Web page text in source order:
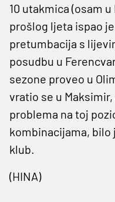
10 utakmica (osam
prošlog ljeta ispao
pretumbacija s
posudbu u
sezone proveo u
vratio se u
problema na toj
kombinacijama, bilo
klub.
(HINA)